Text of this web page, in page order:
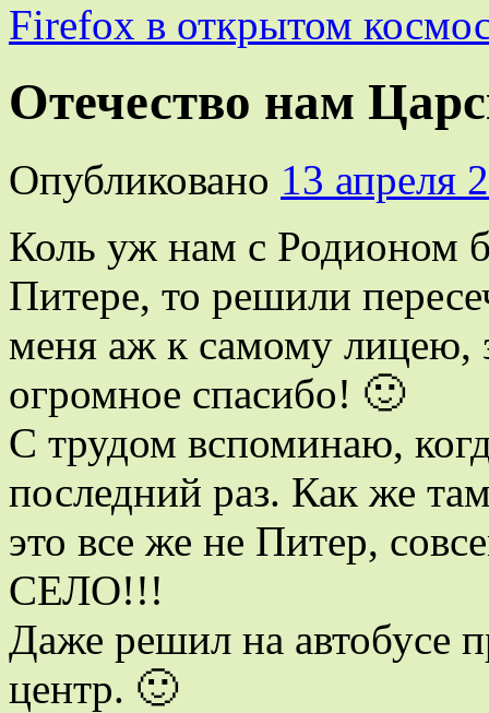
Firefox в открытом
Отечество нам
Опубликовано 13 апреля
Коль уж нам с Родионом
Питере, то решили
меня аж к самому лицею,
огромное спасибо! 🙂
С трудом вспоминаю,
последний раз. Как же
это все же не Питер,
СЕЛО!!!
Даже решил на автобусе
центр. 🙂